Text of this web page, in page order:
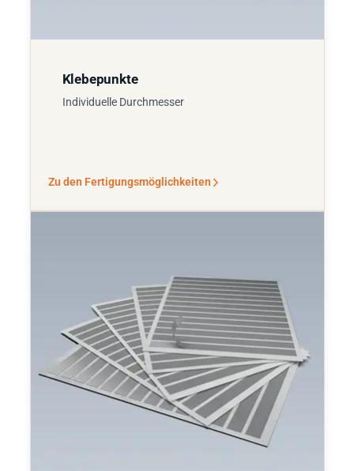
Klebepunkte
Individuelle Durchmesser
Zu den Fertigungsmöglichkeiten